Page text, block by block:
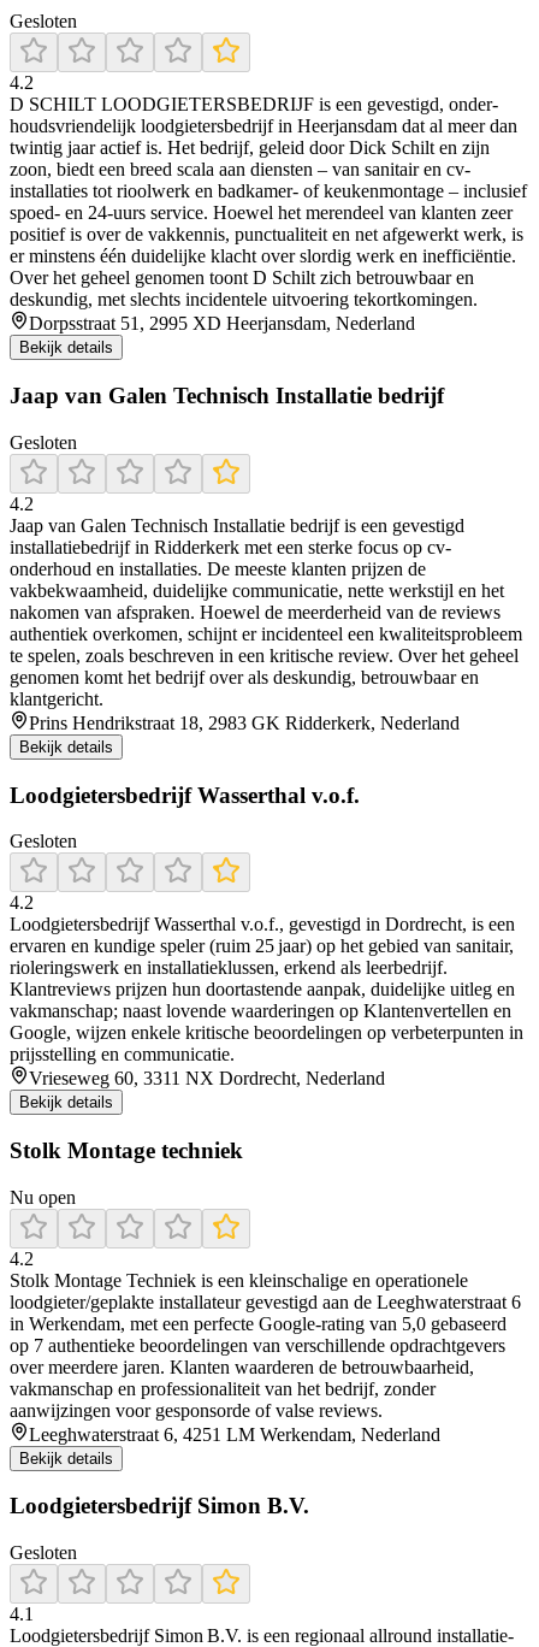
Gesloten
4.2
D SCHILT LOODGIETERSBEDRIJF is een gevestigd, on­der­
houds­vriendelijk loodgietersbedrijf in Heerjansdam dat al meer dan
twintig jaar actief is. Het bedrijf, geleid door Dick Schilt en zijn
zoon, biedt een breed scala aan diensten – van sanitair en cv-
installaties tot rioolwerk en badkamer- of keukenmontage – inclusief
spoed- en 24-uurs service. Hoewel het merendeel van klanten zeer
positief is over de vakkennis, punctualiteit en net afgewerkt werk, is
er minstens één duidelijke klacht over slordig werk en inefficiëntie.
Over het geheel genomen toont D Schilt zich betrouwbaar en
deskundig, met slechts incidentele uitvoering tekortkomingen.
Dorpsstraat 51, 2995 XD Heerjansdam, Nederland
Bekijk details
Jaap van Galen Technisch Installatie bedrijf
Gesloten
4.2
Jaap van Galen Technisch Installatie bedrijf is een gevestigd
installatiebedrijf in Ridderkerk met een sterke focus op cv-
onderhoud en installaties. De meeste klanten prijzen de
vakbekwaamheid, duidelijke communicatie, nette werkstijl en het
nakomen van afspraken. Hoewel de meerderheid van de reviews
authentiek overkomen, schijnt er incidenteel een kwaliteitsprobleem
te spelen, zoals beschreven in een kritische review. Over het geheel
genomen komt het bedrijf over als deskundig, betrouwbaar en
klantgericht.
Prins Hendrikstraat 18, 2983 GK Ridderkerk, Nederland
Bekijk details
Loodgietersbedrijf Wasserthal v.o.f.
Gesloten
4.2
Loodgietersbedrijf Wasserthal v.o.f., gevestigd in Dordrecht, is een
ervaren en kundige speler (ruim 25 jaar) op het gebied van sanitair,
rioleringswerk en installatieklussen, erkend als leerbedrijf.
Klantreviews prijzen hun doortastende aanpak, duidelijke uitleg en
vakmanschap; naast lovende waarderingen op Klantenvertellen en
Google, wijzen enkele kritische beoordelingen op verbeterpunten in
prijsstelling en communicatie.
Vrieseweg 60, 3311 NX Dordrecht, Nederland
Bekijk details
Stolk Montage techniek
Nu open
4.2
Stolk Montage Techniek is een kleinschalige en operationele
loodgieter/geplakte installateur gevestigd aan de Leeghwaterstraat 6
in Werkendam, met een perfecte Google-rating van 5,0 gebaseerd
op 7 authentieke beoordelingen van verschillende opdrachtgevers
over meerdere jaren. Klanten waarderen de betrouwbaarheid,
vakmanschap en professionaliteit van het bedrijf, zonder
aanwijzingen voor gesponsorde of valse reviews.
Leeghwaterstraat 6, 4251 LM Werkendam, Nederland
Bekijk details
Loodgietersbedrijf Simon B.V.
Gesloten
4.1
Loodgietersbedrijf Simon B.V. is een regionaal allround installatie-